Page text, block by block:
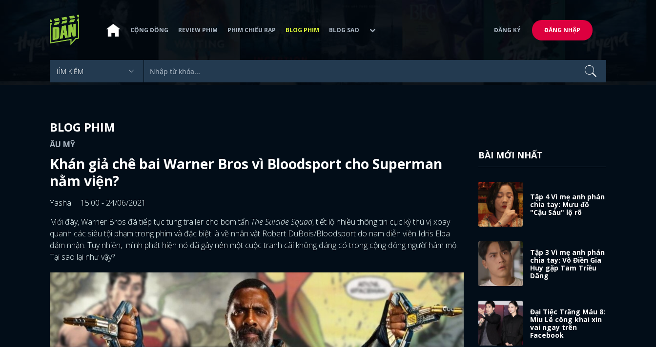
CỘNG ĐỒNG REVIEW PHIM PHIM CHIẾU RẠP BLOG PHIM BLOG SAO ĐĂNG KÝ ĐĂNG NHẬP
BLOG PHIM
ÂU MỸ
Khán giả chê bai Warner Bros vì Bloodsport cho Superman
nằm viện?
Yasha
15:00 - 24/06/2021
Mới đây, Warner Bros đã tiếp tục tung trailer cho bom tấn The Suicide Squad, tiết lộ nhiều thông tin cực kỳ thú vị xoay
quanh các siêu tội phạm trong phim và đặc biệt là về nhân vật Robert DuBois/Bloodsport do nam diễn viên Idris Elba
đảm nhận. Tuy nhiên, mình phát hiện nó đã gây nên một cuộc tranh cãi không đáng có trong cộng đồng người hâm mộ.
Tại sao lại như vậy?
BÀI MỚI NHẤT
Tập 4 Vì mẹ anh phán
chia tay: Mưu đồ
"Cậu Sáu" lộ rõ
Tập 3 Vì mẹ anh phán
chia tay: Võ Điền Gia
Huy gặp Tam Triều
Dâng
Đại Tiệc Trăng Máu 8:
Miu Lê công khai xin
vai ngay trên
Facebook